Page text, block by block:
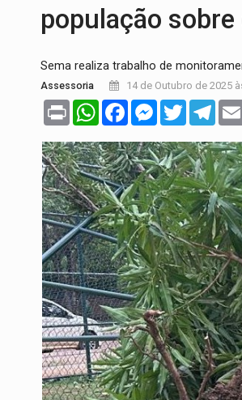
população
Sema realiza trabalho de
Assessoria 14 de Outubro de 2025
Print WhatsAppFacebookMessenger
Twitter